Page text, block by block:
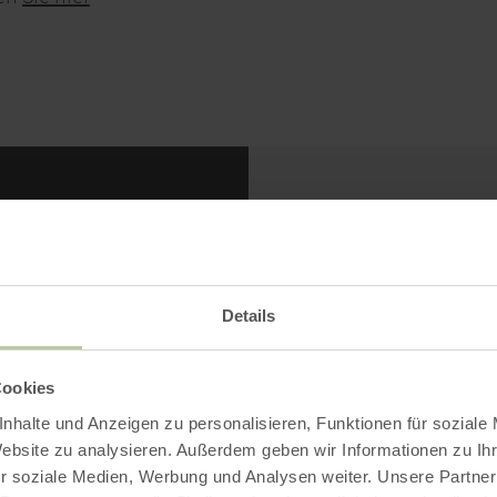
Details
und Anzeigen zu personalisieren, Funktionen für soziale
zu analysieren. Außerdem geben wir Informationen zu
soziale Medien, Werbung und Analysen weiter. Unsere
Stolberg
+49 2402 91027
ZUR WEBSITE
Bitte